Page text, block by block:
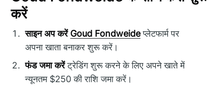
करें
साइन अप करें Goud Fondweideप्लेटफार्म पर
अपना खाता बनाकर शुरू करें।
फंड जमा करेंट्रेडिंग शुरू करने के लिए अपने खाते में
न्यूनतम $250 की राशि जमा करें।